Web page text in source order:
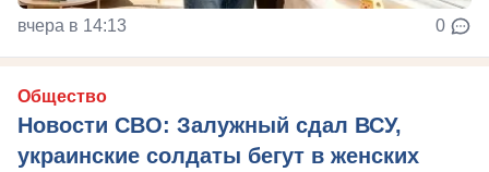
вчера в 14:13 0
Общество
Новости СВО: Залужный сдал ВСУ,
украинские солдаты бегут в женских